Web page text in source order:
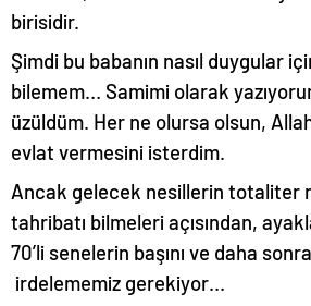
birisidir.
Şimdi bu babanın nasıl duygular
bilemem… Samimi olarak
üzüldüm. Her ne olursa olsun,
evlat vermesini isterdim.
Ancak gelecek nesillerin totaliter
tahribatı bilmeleri açısından,
70’li senelerin başını ve daha
irdelememiz gerekiyor…